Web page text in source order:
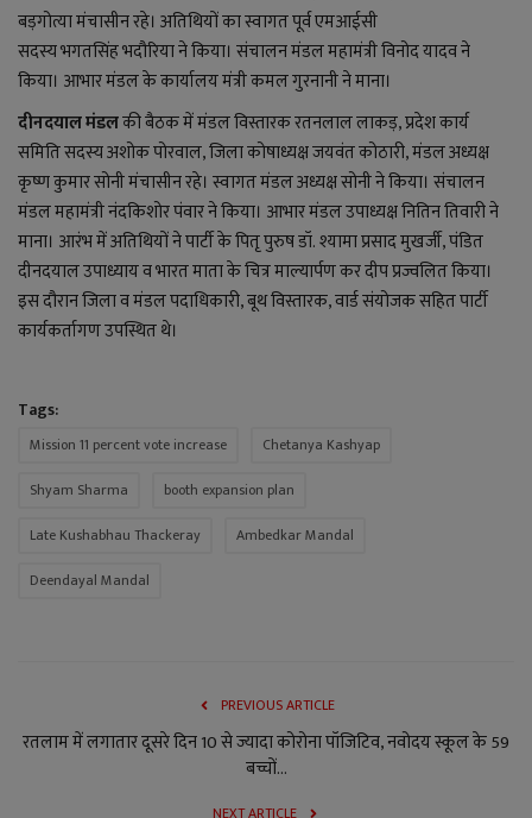
बड़गोत्या मंचासीन रहे। अतिथियों का स्वागत पूर्व एमआईसी
सदस्यभगतसिंहभदौरियाने किया। संचालन मंडल महामंत्री विनोद यादव ने
किया। आभार मंडल केकार्यालयमंत्री कमल गुरनानी ने माना।
दीनदयाल मंडलकी बैठक में मंडल विस्तारक रतनलाल लाकड़, प्रदेश कार्य
समिति सदस्य अशोक पोरवाल, जिला कोषाध्यक्ष जयवंत कोठारी, मंडल अध्यक्ष
कृष्ण कुमार सोनी मंचासीन रहे। स्वागत मंडल अध्यक्ष सोनी ने किया। संचालन
मंडल महामंत्री नंदकिशोर पंवार ने किया। आभार मंडल उपाध्यक्ष नितिन तिवारी ने
माना। आरंभ में अतिथियों नेपार्टी केपितृपुरुषडॉ.श्यामा प्रसाद मुखर्जी, पंडित
दीनदयालउपाध्यायव भारत माता के चित्र माल्यार्पण कर दीप प्रज्वलितकिया।
इस दौरान जिला व मंडल पदाधिकारी, बूथ विस्तारक, वार्ड संयोजक सहित पार्टी
कार्यकर्तागण उपस्थित थे।
Tags:
Mission 11 percent vote increase
Chetanya Kashyap
Shyam Sharma
booth expansion plan
Late Kushabhau Thackeray
Ambedkar Mandal
Deendayal Mandal
PREVIOUS ARTICLE
रतलाम में लगातार दूसरे दिन 10 से ज्यादा कोरोना पॉजिटिव, नवोदय स्कूल के 59
बच्चों...